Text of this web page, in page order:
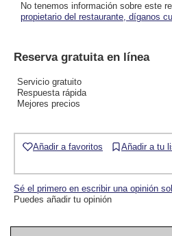
No tenemos información sobre este
propietario del restaurante, díganos
Reserva gratuita en línea
Servicio gratuito
Respuesta rápida
Mejores precios
Añadir a favoritos Añadir a tu
Sé el primero en escribir una opinión
Puedes añadir tu opinión